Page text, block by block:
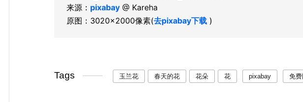
来源： pixabay@ Kareha
原图：3020×2000像素(去pixabay下载)
Tags 玉兰花 春天的花 花朵 花 pixabay 免